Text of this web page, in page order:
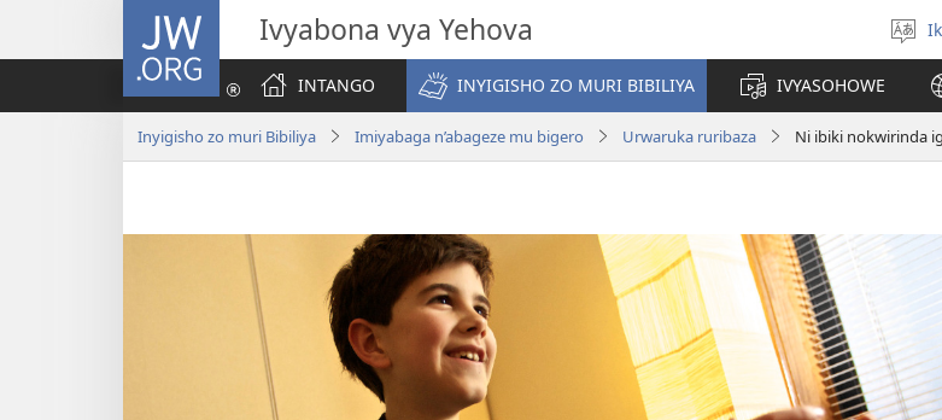
JW.ORG Ivyabona vya Yehova
INTANGO
INYIGISHO ZO MURI BIBILIYA IVYASOHOWE
Inyigisho zo muri Bibiliya Imiyabaga n’abageze mu bigero Urwaruka ruribaza Ni ibiki nokwirinda